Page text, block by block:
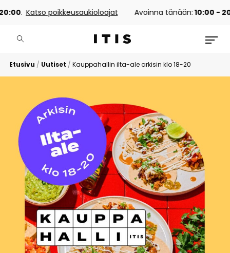
. Katso poikkeusaukioloajat Avoinna tänään:10:00 - 20:00.
Etusivu / Uutiset / Kauppahallin ilta-ale arkisin klo 18-20